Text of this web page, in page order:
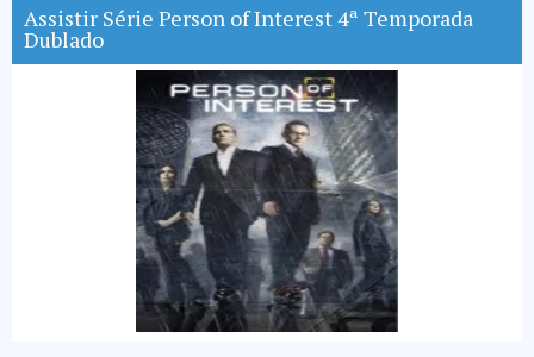
Assistir Série Person of Interest 4ª Temporada
Dublado